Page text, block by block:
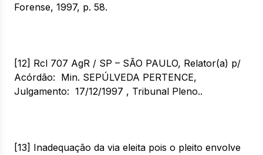
Forense, 1997, p. 58.
[12] Rcl 707 AgR / SP – SÃO PAULO, Relator(a) p/
Acórdão: Min. SEPÚLVEDA PERTENCE,
Julgamento: 17/12/1997 , Tribunal Pleno..
[13] Inadequação da via eleita pois o pleito envolve